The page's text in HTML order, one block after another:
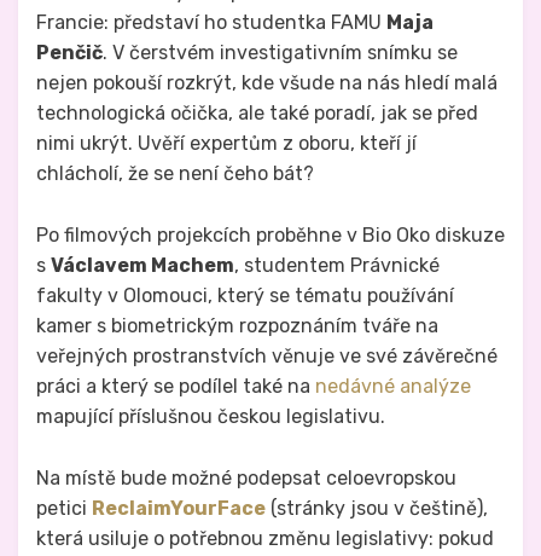
Francie: představí ho studentka FAMU Maja
Penčič. V čerstvém investigativním snímku se
nejen pokouší rozkrýt, kde všude na nás hledí malá
technologická očička, ale také poradí, jak se před
nimi ukrýt. Uvěří expertům z oboru, kteří jí
chlácholí, že se není čeho bát?
Po filmových projekcích proběhne v Bio Oko diskuze
s Václavem Machem, studentem Právnické
fakulty v Olomouci, který se tématu používání
kamer s biometrickým rozpoznáním tváře na
veřejných prostranstvích věnuje ve své závěrečné
práci a který se podílel také na nedávné analýze
mapující příslušnou českou legislativu.
Na místě bude možné podepsat celoevropskou
petici ReclaimYourFace (stránky jsou v češtině),
která usiluje o potřebnou změnu legislativy: pokud